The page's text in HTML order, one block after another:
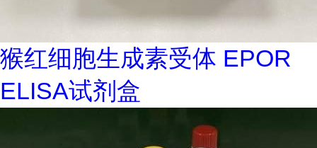
猴红细胞生成素受体 EPOR
ELISA试剂盒